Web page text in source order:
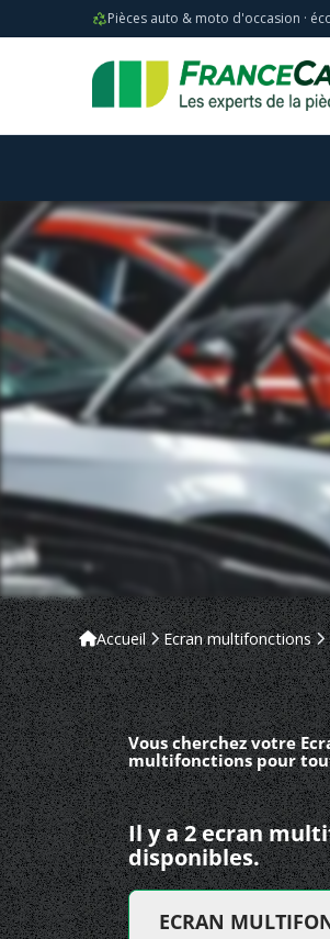
Pièces auto & moto d'occasion ·
Accueil Ecran multifonctions
Vous cherchez votre
multifonctions pour
Il y a 2 ecran
disponibles.
ECRAN